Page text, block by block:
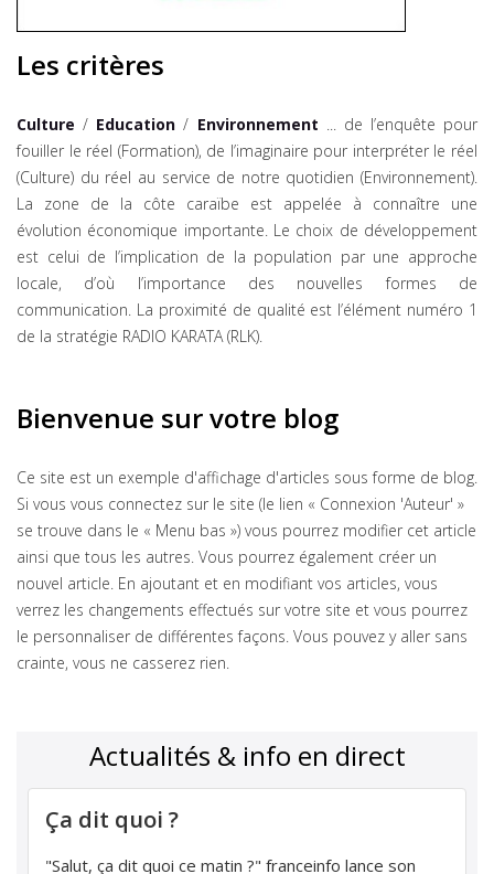
Les critères
Culture / Education / Environnement ... de l’enquête pour
fouiller le réel (Formation), de l’imaginaire pour interpréter le réel
(Culture) du réel au service de notre quotidien (Environnement).
La zone de la côte caraïbe est appelée à connaître une
évolution économique importante. Le choix de développement
est celui de l’implication de la population par une approche
locale, d’où l’importance des nouvelles formes de
communication. La proximité de qualité est l’élément numéro 1
de la stratégie RADIO KARATA (RLK).
Bienvenue sur votre blog
Ce site est un exemple d'affichage d'articles sous forme de blog.
Si vous vous connectez sur le site (le lien « Connexion 'Auteur' »
se trouve dans le « Menu bas ») vous pourrez modifier cet article
ainsi que tous les autres. Vous pourrez également créer un
nouvel article. En ajoutant et en modifiant vos articles, vous
verrez les changements effectués sur votre site et vous pourrez
le personnaliser de différentes façons. Vous pouvez y aller sans
crainte, vous ne casserez rien.